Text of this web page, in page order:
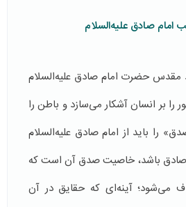
صادق علیه‌السلام
مقدس حضرت امام صادق علیه‌السلام
بر انسان آشکار می‌سازد و باطن را
را باید از امام صادق علیه‌السلام
صادق باشد، خاصیت صدق آن است که
آینه‌ای که حقایق در آن